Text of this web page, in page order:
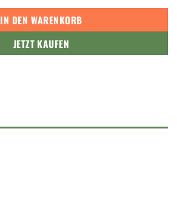
IN DEN WARENKORB
JETZT KAUFEN